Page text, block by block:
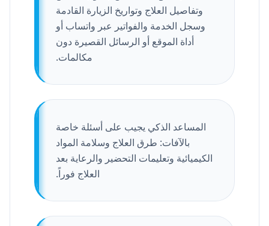
وتفاصيل العلاج وتواريخ الزيارة القادمة
وسجل الخدمة والفواتير عبر واتساب أو
أداة الموقع أو الرسائل القصيرة دون
مكالمات.
المساعد الذكي يجيب على أسئلة خاصة
بالآفات: طرق العلاج وسلامة المواد
الكيميائية وتعليمات التحضير والرعاية بعد
العلاج فوراً.